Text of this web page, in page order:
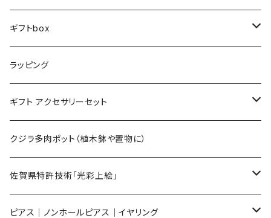
ギフトbox
Lサイズ
Mサイズ
Sサイズ
ラッピング
ギフト アクセサリーセット
flower
メンズ ギフトセット
クジラ多肉ポット（植木鉢や置物に）
佐賀県特許技術「光彩上絵」
ピアス
ピアス｜ノンホールピアス｜イヤリング